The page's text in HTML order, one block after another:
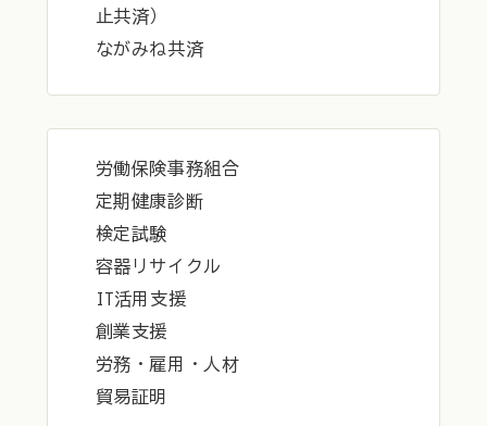
止共済）
ながみね共済
労働保険事務組合
定期健康診断
検定試験
容器リサイクル
IT活用支援
創業支援
労務・雇用・人材
貿易証明